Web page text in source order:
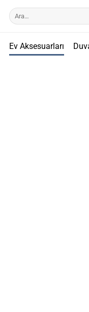
Ara:
Ev Aksesuarları